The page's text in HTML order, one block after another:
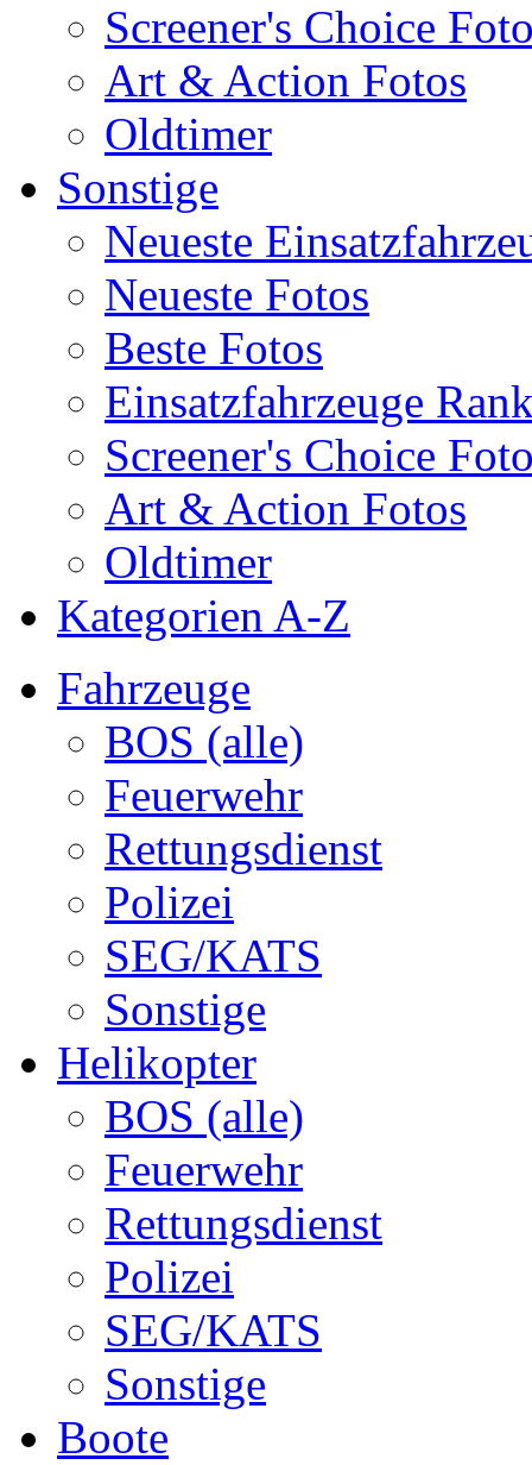
Screener's Choice
Art & Action Fotos
Oldtimer
Sonstige
Neueste
Neueste Fotos
Beste Fotos
Einsatzfahrzeuge
Screener's Choice
Art & Action Fotos
Oldtimer
Kategorien A-Z
Fahrzeuge
BOS (alle)
Feuerwehr
Rettungsdienst
Polizei
SEG/KATS
Sonstige
Helikopter
BOS (alle)
Feuerwehr
Rettungsdienst
Polizei
SEG/KATS
Sonstige
Boote